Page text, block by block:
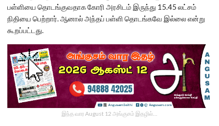
பள்ளியை தொடங்குவதாக கோரி அரசிடம் இருந்து 15.45 லட்சம்
நிதியை பெற்றார். ஆனால் அந்தப் பள்ளி தொடங்கவே இல்லை என்று
கூறப்பட்டது.
இந்த வார August 12 அங்குசம் இதழில்…